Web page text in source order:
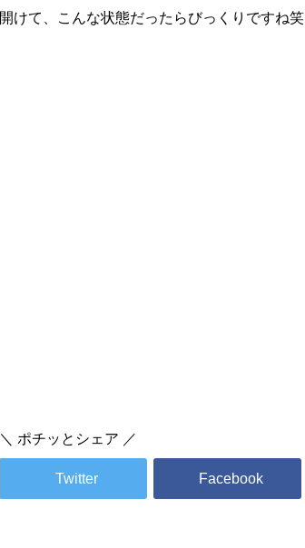
開けて、こんな状態だったらびっくりですね笑
＼ ポチッとシェア ／